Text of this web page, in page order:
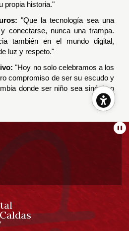
propia historia."
"Que la tecnología sea una
conectarse, nunca una trampa.
también en el mundo digital,
luz y respeto."
"Hoy no solo celebramos a los
compromiso de ser su escudo y
donde ser niño sea sinónimo